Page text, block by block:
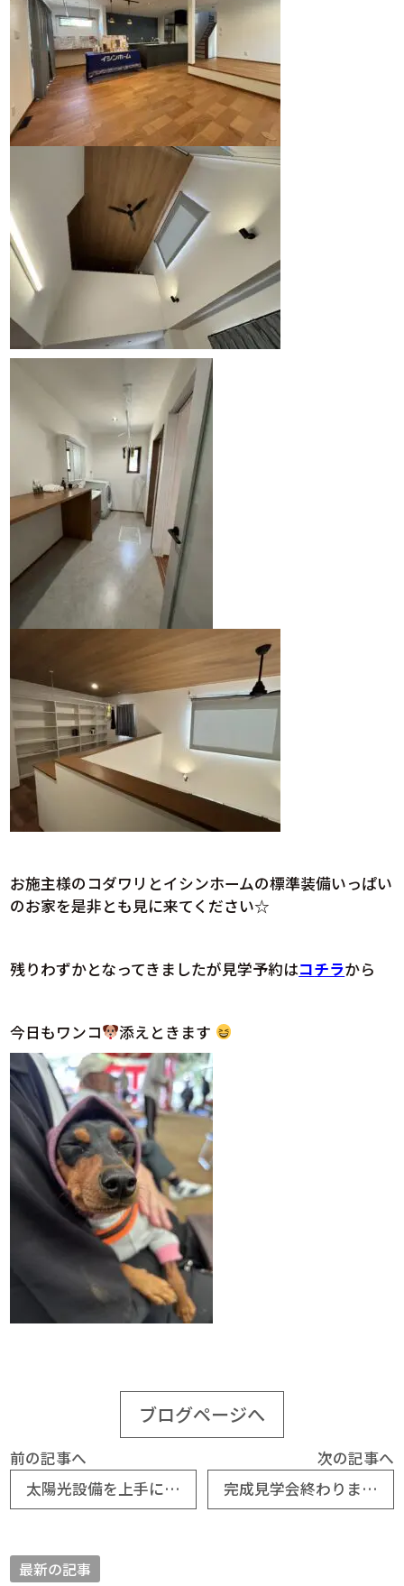
お施主様のコダワリとイシンホームの標準装備いっぱい
のお家を是非とも見に来てください☆
残りわずかとなってきましたが見学予約はコチラから
今日もワンコ 添えときます
ブログページへ
前の記事へ
太陽光設備を上手に使う
次の記事へ
完成見学会終わりました～～～！！！
最新の記事